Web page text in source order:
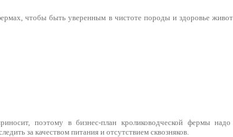
чтобы быть уверенным в чистоте породы и здоровье
поэтому в бизнес-план кролиководческой фермы надо
за качеством питания и отсутствием сквозняков.